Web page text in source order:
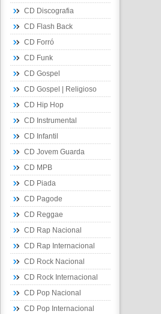
CD Discografia
CD Flash Back
CD Forró
CD Funk
CD Gospel
CD Gospel | Religioso
CD Hip Hop
CD Instrumental
CD Infantil
CD Jovem Guarda
CD MPB
CD Piada
CD Pagode
CD Reggae
CD Rap Nacional
CD Rap Internacional
CD Rock Nacional
CD Rock Internacional
CD Pop Nacional
CD Pop Internacional